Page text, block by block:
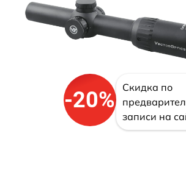
-20%
Скидка по
записи на